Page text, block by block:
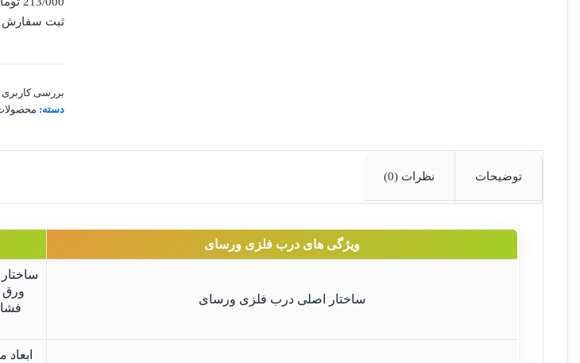
ثبت سفارش
بررسی کاربری
دسته:
توضیحات نظرات (0)
ویژگی های درب فلزی ورسای
ساختار اصلی درب فلزی ورسای